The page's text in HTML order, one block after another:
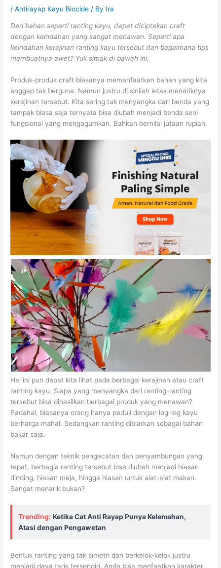
/Antirayap Kayu Biocide / By Ira
Dari bahan seperti ranting kayu, dapat diciptakan craft
dengan keindahan yang sangat menawan. Seperti apa
keindahan kerajinan ranting kayu tersebut dan bagaimana tips
membuatnya awet? Yuk simak di bawah ini.
Produk-produk craft biasanya memanfaatkan bahan yang kita
anggap tak berguna. Namun justru di sinilah letak menariknya
kerajinan tersebut. Kita sering tak menyangka dari benda yang
tampak biasa saja ternyata bisa diubah menjadi benda seni
fungsional yang mengagumkan. Bahkan bernilai jutaan rupiah.
Hal ini pun dapat kita lihat pada berbagai kerajinan atau craft
ranting kayu. Siapa yang menyangka dari ranting-ranting
tersebut bisa dihasilkan berbagai produk yang menawan?
Padahal, biasanya orang hanya peduli dengan log-log kayu
berharga mahal. Sedangkan ranting dibiarkan sebagai bahan
bakar saja.
Namun dengan teknik pengecatan dan penyambungan yang
tepat, berbagia ranting tersebut bisa diubah menjadi hiasan
dinding, hiasan meja, hingga hiasan untuk alat-alat makan.
Sangat menarik bukan?
Trending: Ketika Cat Anti Rayap Punya Kelemahan,
Atasi dengan Pengawetan
Bentuk ranting yang tak simetri dan berkelok-kelok justru
menjadi daya tarik tersendiri. Anda bisa menfaatkan karakter